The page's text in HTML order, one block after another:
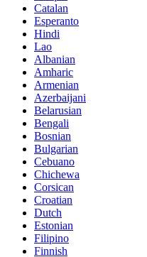
Catalan
Esperanto
Hindi
Lao
Albanian
Amharic
Armenian
Azerbaijani
Belarusian
Bengali
Bosnian
Bulgarian
Cebuano
Chichewa
Corsican
Croatian
Dutch
Estonian
Filipino
Finnish